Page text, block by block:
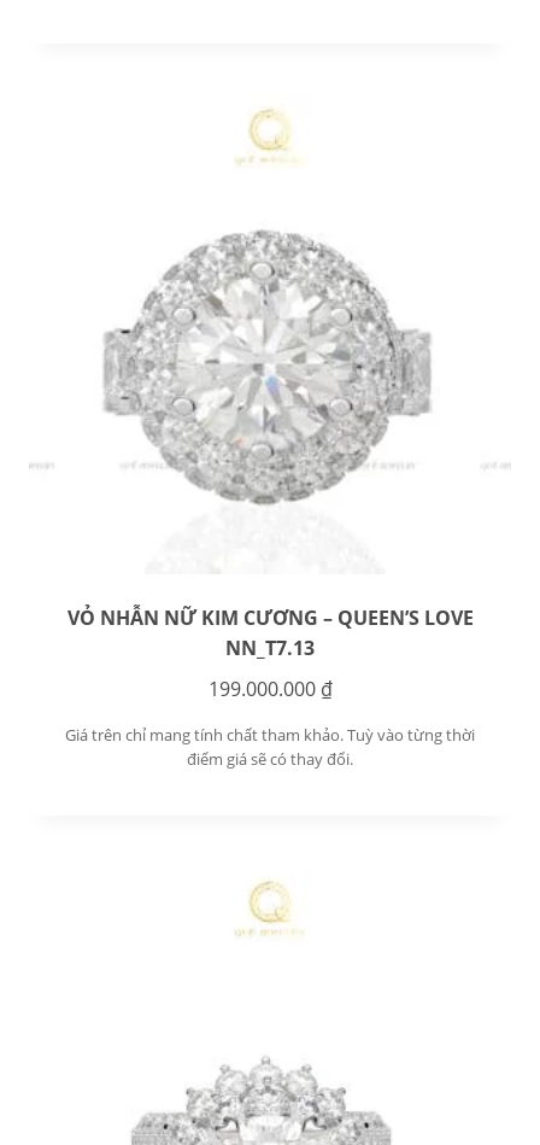
VỎ NHẪN NỮ KIM CƯƠNG – QUEEN’S LOVE
NN_T7.13
199.000.000 ₫
Giá trên chỉ mang tính chất tham khảo. Tuỳ vào từng thời
điểm giá sẽ có thay đổi.